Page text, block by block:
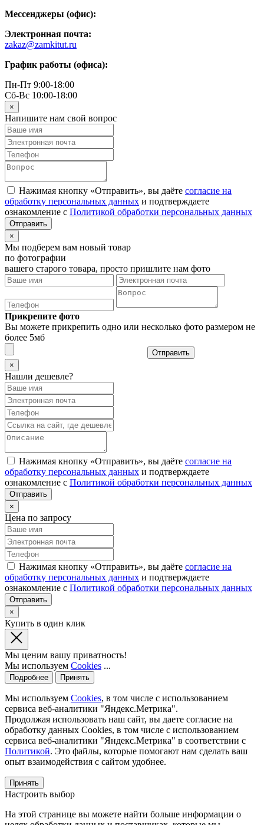
Мессенджеры (офис):
Электронная почта:
zakaz@zamkitut.ru
График работы (офиса):
Пн-Пт 9:00-18:00
Сб-Вс 10:00-18:00
×
Напишите нам свой вопрос
Нажимая кнопку «Отправить», вы даёте согласие на
обработку персональных данных и подтверждаете
ознакомление с Политикой обработки персональных данных
×
Мы подберем вам новый товар
по фотографии
вашего старого товара, просто пришлите нам фото
Прикрепите фото
Вы можете прикрепить одно или несколько фото размером не
более 5мб
Отправить
×
Нашли дешевле?
Нажимая кнопку «Отправить», вы даёте согласие на
обработку персональных данных и подтверждаете
ознакомление с Политикой обработки персональных данных
×
Цена по запросу
Нажимая кнопку «Отправить», вы даёте согласие на
обработку персональных данных и подтверждаете
ознакомление с Политикой обработки персональных данных
×
Купить в один клик
Мы ценим вашу приватность!
Мы используем Cookies ...
Подробнее Принять
Мы используем Cookies, в том числе с использованием
сервиса веб-аналитики "Яндекс.Метрика".
Продолжая использовать наш сайт, вы даете согласие на
обработку данных Cookies, в том числе с использованием
сервиса веб-аналитики "Яндекс.Метрика" в соответствии с
Политикой. Это файлы, которые помогают нам сделать ваш
опыт взаимодействия с сайтом удобнее.
Принять
Настроить выбор
На этой странице вы можете найти больше информации о